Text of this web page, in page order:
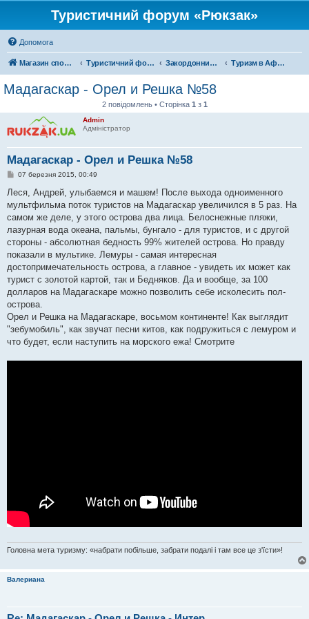
Туристичний форум «Рюкзак»
Допомога
Магазин спорядження Туристичний форум «Рюкзак» Закордонний туризм Туризм в Африці
Мадагаскар - Орел и Решка №58
2 повідомлень • Сторінка 1 з 1
Admin
Адміністратор
Мадагаскар - Орел и Решка №58
П
в
д
о
л
е
н
я
07 березня 2015, 00:49
Леся, Андрей, улыбаемся и машем! После выхода одноименного
мультфильма поток туристов на Мадагаскар увеличился в 5 раз. На
самом же деле, у этого острова два лица. Белоснежные пляжи,
лазурная вода океана, пальмы, бунгало - для туристов, и с другой
стороны - абсолютная бедность 99% жителей острова. Но правду
показали в мультике. Лемуры - самая интересная
достопримечательность острова, а главное - увидеть их может как
турист с золотой картой, так и Бедняков. Да и вообще, за 100
долларов на Мадагаскаре можно позволить себе исколесить пол-
острова.
Орел и Решка на Мадагаскаре, восьмом континенте! Как выглядит
"зебумобиль", как звучат песни китов, как подружиться с лемуром и
что будет, если наступить на морского ежа! Смотрите
Головна мета туризму: «набрати побільше, забрати подалі і там все це з'їсти»!
Валериана